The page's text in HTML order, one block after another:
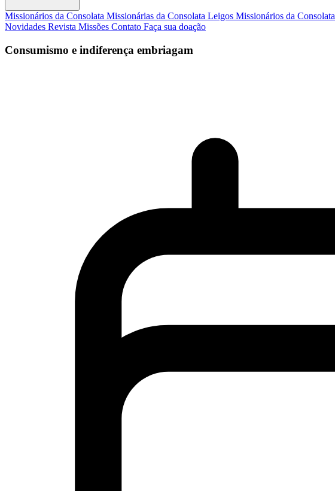
Missionários da Consolata Missionárias da Consolata Leigos Missionários da Consolata
Novidades Revista Missões Contato Faça sua doação
Consumismo e indiferença embriagam